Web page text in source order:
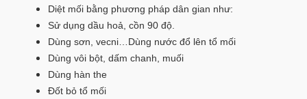
Diệt mối bằng phương pháp dân gian như:
Sử dụng dầu hoả, cồn 90 độ.
Dùng sơn, vecni…Dùng nước đổ lên tổ mối
Dùng vôi bột, dấm chanh, muối
Dùng hàn the
Đốt bỏ tổ mối